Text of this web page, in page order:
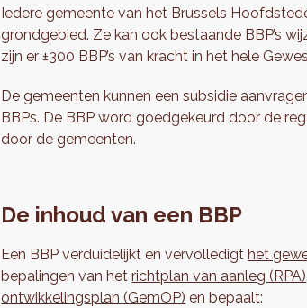
Iedere gemeente van het Brussels
grondgebied. Ze kan ook bestaande BBP’s
zijn er ±300 BBP’s van kracht in het hele
De gemeenten kunnen een subsidie
BBPs. De BBP word goedgekeurd door de
door de gemeenten.
De inhoud van een BBP
Een BBP verduidelijkt en vervolledigthet
bepalingen van hetrichtplan van aanleg (RPA)
ontwikkelingsplan (GemOP) en bepaalt: